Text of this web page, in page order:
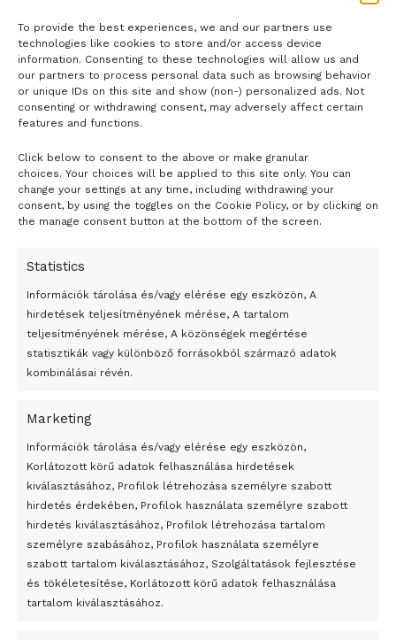
To provide the best experiences, we and our partners use
technologies like cookies to store and/or access device
information. Consenting to these technologies will allow us and
our partners to process personal data such as browsing behavior
or unique IDs on this site and show (non-) personalized ads. Not
consenting or withdrawing consent, may adversely affect certain
features and functions.
Click below to consent to the above or make granular
choices. Your choices will be applied to this site only. You can
change your settings at any time, including withdrawing your
consent, by using the toggles on the Cookie Policy, or by clicking on
the manage consent button at the bottom of the screen.
Statistics
Információk tárolása és/vagy elérése egy eszközön, A
hirdetések teljesítményének mérése, A tartalom
teljesítményének mérése, A közönségek megértése
statisztikák vagy különböző forrásokból származó adatok
kombinálásai révén.
Marketing
Információk tárolása és/vagy elérése egy eszközön,
Korlátozott körű adatok felhasználása hirdetések
kiválasztásához, Profilok létrehozása személyre szabott
hirdetés érdekében, Profilok használata személyre szabott
hirdetés kiválasztásához, Profilok létrehozása tartalom
személyre szabásához, Profilok használata személyre
szabott tartalom kiválasztásához, Szolgáltatások fejlesztése
és tökéletesítése, Korlátozott körű adatok felhasználása
tartalom kiválasztásához.
- H I R D E T É S -
Átmenetileg szünetelnek az összecsapások Bahmutnál
Egy vagyonért adták el Banksy művét miután elégették.
Az 1950-ben elhunyt alkotók művei szabadon
felhasználhatóvá válnak
Megváltoztatják a montenegrói egyházügyi törvény